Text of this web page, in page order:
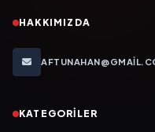
HAKKIMIZDA
KATEGORILER